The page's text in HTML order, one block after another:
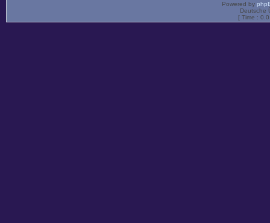
Powered by
Deutsche
[ Time :